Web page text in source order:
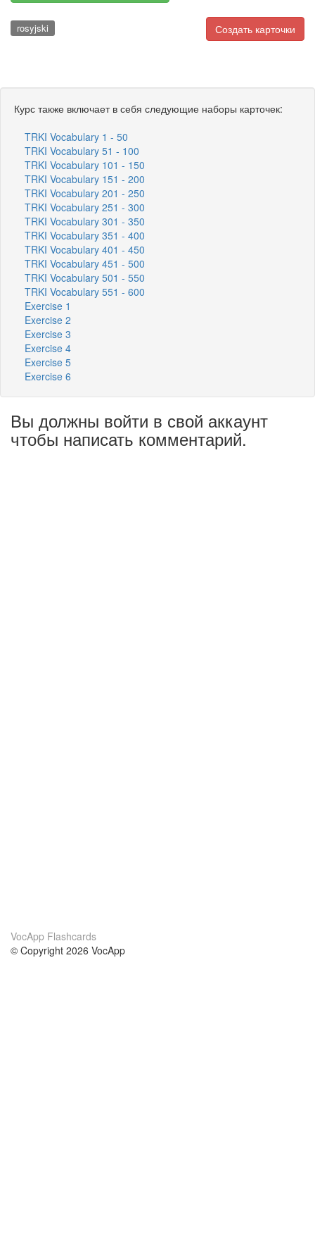
Создать карточки
rosyjski
Курс также включает в себя следующие наборы карточек:
TRKI Vocabulary 1 - 50
TRKI Vocabulary 51 - 100
TRKI Vocabulary 101 - 150
TRKI Vocabulary 151 - 200
TRKI Vocabulary 201 - 250
TRKI Vocabulary 251 - 300
TRKI Vocabulary 301 - 350
TRKI Vocabulary 351 - 400
TRKI Vocabulary 401 - 450
TRKI Vocabulary 451 - 500
TRKI Vocabulary 501 - 550
TRKI Vocabulary 551 - 600
Exercise 1
Exercise 2
Exercise 3
Exercise 4
Exercise 5
Exercise 6
Вы должны войти в свой аккаунт
чтобы написать комментарий.
VocApp Flashcards
© Copyright 2026 VocApp